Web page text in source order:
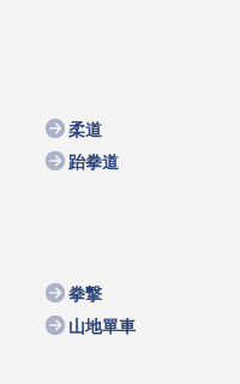
柔道
跆拳道
拳撃
山地單車